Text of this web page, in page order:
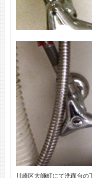
川崎区大師町にて洗面台の